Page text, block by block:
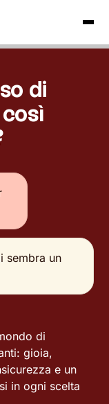
di
sembra un
di
gioia,
e un
in ogni scelta